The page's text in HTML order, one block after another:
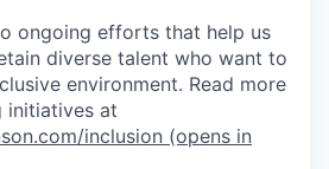
ongoing efforts that help us
diverse talent who want to
environment. Read more
initiatives at
inclusion (opens in